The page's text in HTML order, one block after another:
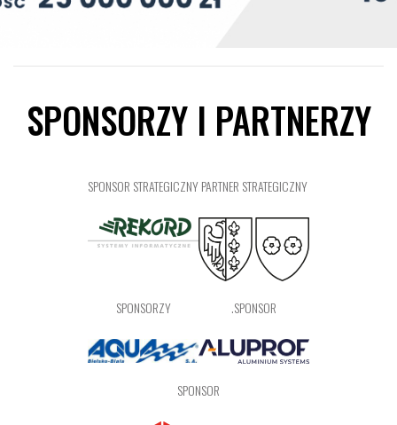
SPONSORZY I PARTNERZY
SPONSOR STRATEGICZNYPARTNER STRATEGICZNY
SPONSORZY .SPONSOR
SPONSOR